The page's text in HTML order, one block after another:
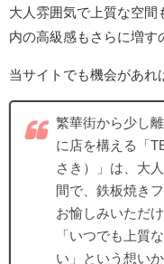
大人雰囲気で上質な空間
内の高級感もさらに増
当サイトでも機会があれ
繁華街から少し
に店を構える「
さき）」は、大
間で、鉄板焼き
お愉しみいただ
「いつでも上質
い」という想い